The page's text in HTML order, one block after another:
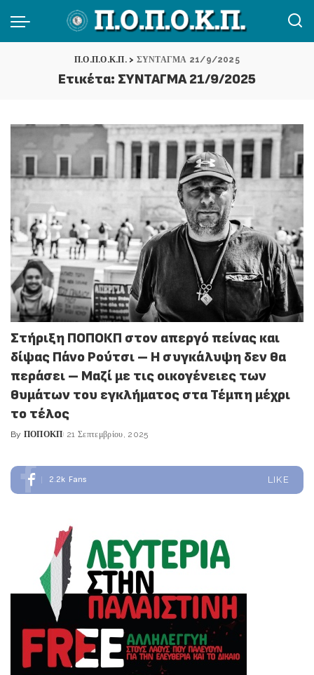
Π.Ο.Π.Ο.Κ.Π.> ΣΥΝΤΑΓΜΑ 21/9/2025
Ετικέτα: ΣΥΝΤΑΓΜΑ 21/9/2025
Στήριξη ΠΟΠΟΚΠ στον απεργό πείνας και
δίψας Πάνο Ρούτσι – Η συγκάλυψη δεν θα
περάσει – Μαζί με τις οικογένειες των
θυμάτων του εγκλήματος στα Τέμπη μέχρι
το τέλος
Posted
By ΠΟΠΟΚΠ 21 Σεπτεμβρίου, 2025
2.2k Fans LIKE